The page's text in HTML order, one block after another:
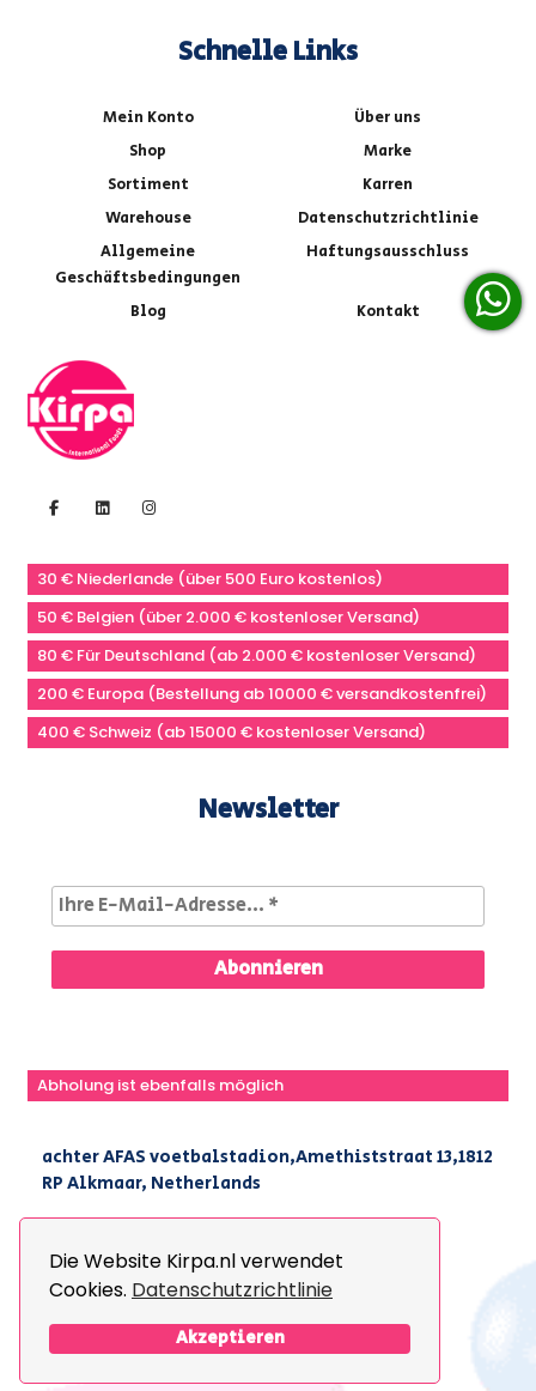
Die Website Kirpa.nl verwendet
Cookies. Datenschutzrichtlinie
Akzeptieren
Schnelle Links
Mein Konto
Über uns
Shop
Marke
Sortiment
Karren
Warehouse
Datenschutzrichtlinie
Allgemeine
Geschäftsbedingungen
Haftungsausschluss
Blog Kontakt
30 € Niederlande (über 500 Euro kostenlos)
50 € Belgien (über 2.000 € kostenloser Versand)
80 € Für Deutschland (ab 2.000 € kostenloser Versand)
200 € Europa (Bestellung ab 10000 € versandkostenfrei)
400 € Schweiz (ab 15000 € kostenloser Versand)
Newsletter
Abholung ist ebenfalls möglich
achter AFAS voetbalstadion,Amethiststraat 13,1812
RP Alkmaar, Netherlands
+31(0) 251 296 806 | info@kirpa.nl
© 2026 Kirpa. All Rights Reserved.
The Webdesign